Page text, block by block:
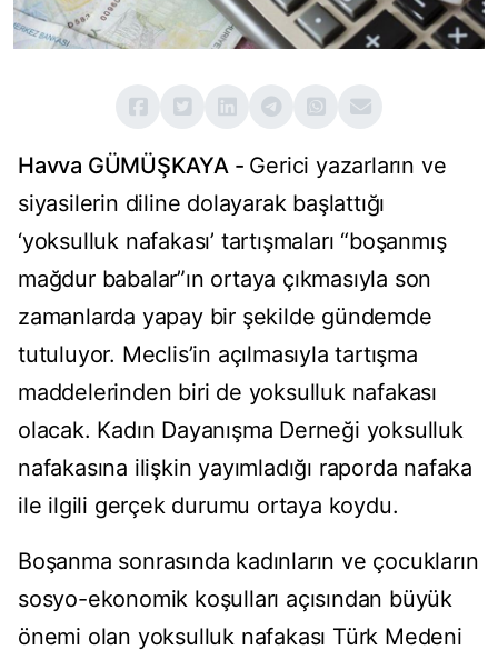
Havva GÜMÜŞKAYA - Gerici yazarların ve
siyasilerin diline dolayarak başlattığı
‘yoksulluk nafakası’ tartışmaları “boşanmış
mağdur babalar”ın ortaya çıkmasıyla son
zamanlarda yapay bir şekilde gündemde
tutuluyor. Meclis’in açılmasıyla tartışma
maddelerinden biri de yoksulluk nafakası
olacak. Kadın Dayanışma Derneği yoksulluk
nafakasına ilişkin yayımladığı raporda nafaka
ile ilgili gerçek durumu ortaya koydu.
Boşanma sonrasında kadınların ve çocukların
sosyo-ekonomik koşulları açısından büyük
önemi olan yoksulluk nafakası Türk Medeni